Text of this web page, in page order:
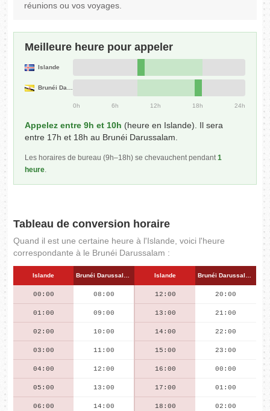
réunions ou vos voyages.
Meilleure heure pour appeler
Islande
Brunéi Darussalam
0h 6h 12h 18h 24h
Appelez entre 9h et 10h (heure en Islande). Il sera
entre 17h et 18h au Brunéi Darussalam.
Les horaires de bureau (9h–18h) se chevauchent pendant1
heure.
Tableau de conversion horaire
Quand il est une certaine heure à l'Islande, voici l'heure
correspondante à le Brunéi Darussalam :
Islande Brunéi Darussalam Islande Brunéi Darussalam
00:00 08:00 12:00 20:00
01:00 09:00 13:00 21:00
02:00 10:00 14:00 22:00
03:00 11:00 15:00 23:00
04:00 12:00 16:00 00:00
05:00 13:00 17:00 01:00
06:00 14:00 18:00 02:00